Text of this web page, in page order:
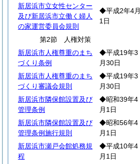
新居浜市立女性センター
及び新居浜市立働く婦人
の家運営委員会規則
◆平成2年4月
1日
第2節 人権対策
新居浜市人権尊重のまち
づくり条例
◆平成19年3
月30日
新居浜市人権尊重のまち
づくり審議会規則
◆平成19年3
月30日
新居浜市隣保館設置及び
管理条例
◆昭和39年4
月1日
新居浜市隣保館設置及び
管理条例施行規則
◆昭和56年4
月1日
新居浜市瀬戸会館処務規
程
◆平成10年4
月1日